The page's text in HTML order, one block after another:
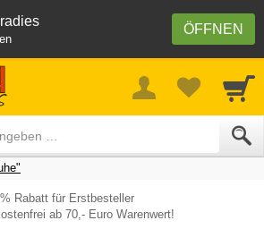
ÖFFNEN
Rabatt für Erstbesteller
ab 70,- Euro Warenwert!